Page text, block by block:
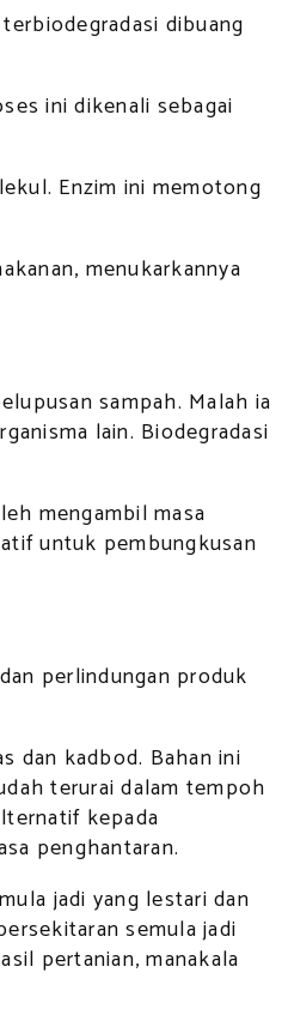
dibuang
ini dikenali sebagai
Enzim ini memotong
menukarkannya
sampah. Malah ia
lain. Biodegradasi
mengambil masa
untuk pembungkusan
perlindungan produk
dan kadbod. Bahan ini
terurai dalam tempoh
kepada
penghantaran.
jadi yang lestari dan
semula jadi
pertanian, manakala